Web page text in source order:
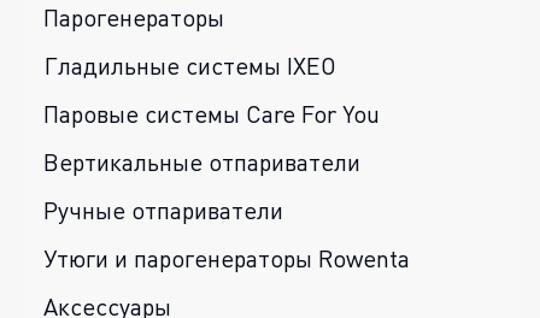
Парогенераторы
Гладильные системы IXEO
Паровые системы Care For You
Вертикальные отпариватели
Ручные отпариватели
Утюги и парогенераторы Rowenta
Аксессуары